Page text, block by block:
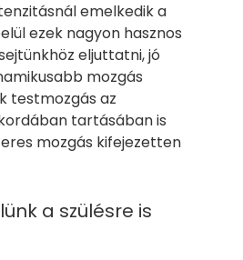
emelkedik a
ezek nagyon hasznos
eljuttatni, jó
mozgás
testmozgás az
tartásában is
mozgás kifejezetten
a szülésre is